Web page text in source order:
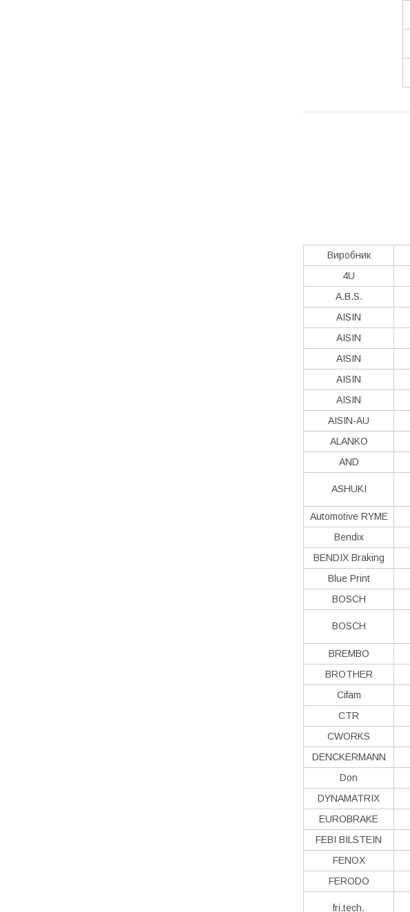
Виробник
4U
A.B.S.
AISIN
AISIN
AISIN
AISIN
AISIN
AISIN-AU
ALANKO
AND
ASHUKI
Automotive RYME
Bendix
BENDIX Braking
Blue Print
BOSCH
BOSCH
BREMBO
BROTHER
Cifam
CTR
CWORKS
DENCKERMANN
Don
DYNAMATRIX
EUROBRAKE
FEBI BILSTEIN
FENOX
FERODO
fri.tech.